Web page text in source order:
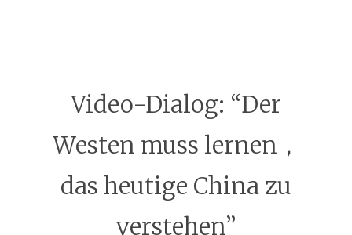
Video-Dialog: “Der
Westen muss lernen，
das heutige China zu
verstehen”